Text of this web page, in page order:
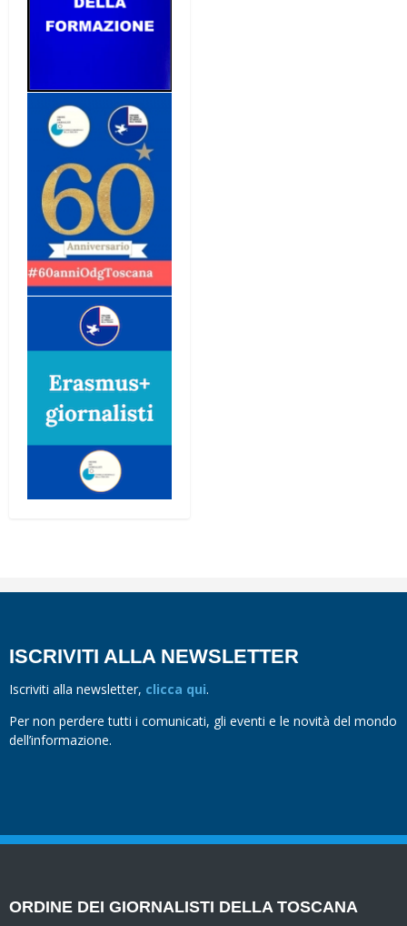
ISCRIVITI ALLA NEWSLETTER
Iscriviti alla newsletter, clicca qui.
Per non perdere tutti i comunicati, gli eventi e le novità del mondo
dell’informazione.
ORDINE DEI GIORNALISTI DELLA TOSCANA